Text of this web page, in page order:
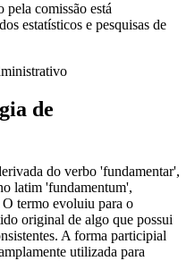
pela comissão está
estatísticos e pesquisas de
de
do verbo 'fundamentar',
latim 'fundamentum',
termo evoluiu para o
original de algo que possui
A forma participial
utilizada para